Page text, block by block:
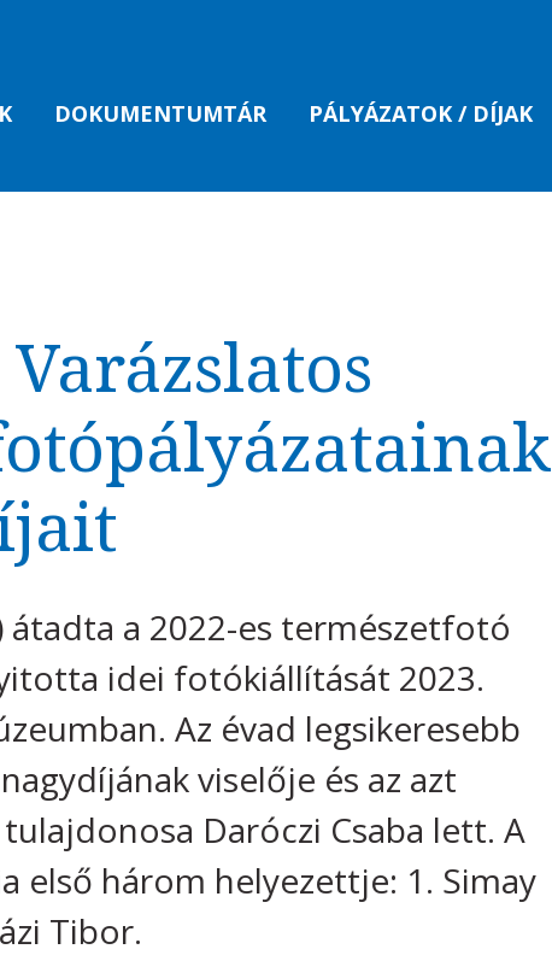
DOKUMENTUMTÁR PÁLYÁZATOK / DÍJAK
átadta a 2022-es természetfotó
idei fotókiállítását 2023.
Az évad legsikeresebb
viselője és az azt
Daróczi Csaba lett. A
első három helyezettje: 1. Simay
Tibor.